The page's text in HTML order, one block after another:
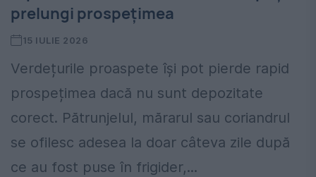
prelungi prospețimea
15 IULIE 2026
Verdețurile proaspete își pot pierde rapid
prospețimea dacă nu sunt depozitate
corect. Pătrunjelul, mărarul sau coriandrul
se ofilesc adesea la doar câteva zile după
ce au fost puse în frigider,...